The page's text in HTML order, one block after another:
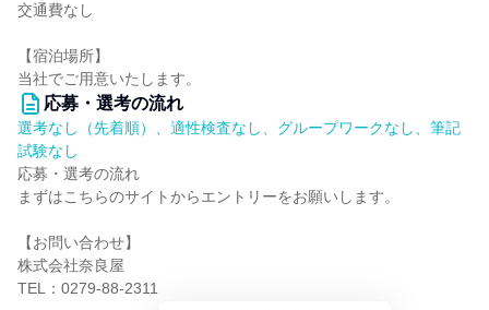
交通費なし
【宿泊場所】
当社でご用意いたします。
応募・選考の流れ
選考なし（先着順）、適性検査なし、グループワークなし、筆記
試験なし
応募・選考の流れ
まずはこちらのサイトからエントリーをお願いします。
【お問い合わせ】
株式会社奈良屋
TEL：0279-88-2311